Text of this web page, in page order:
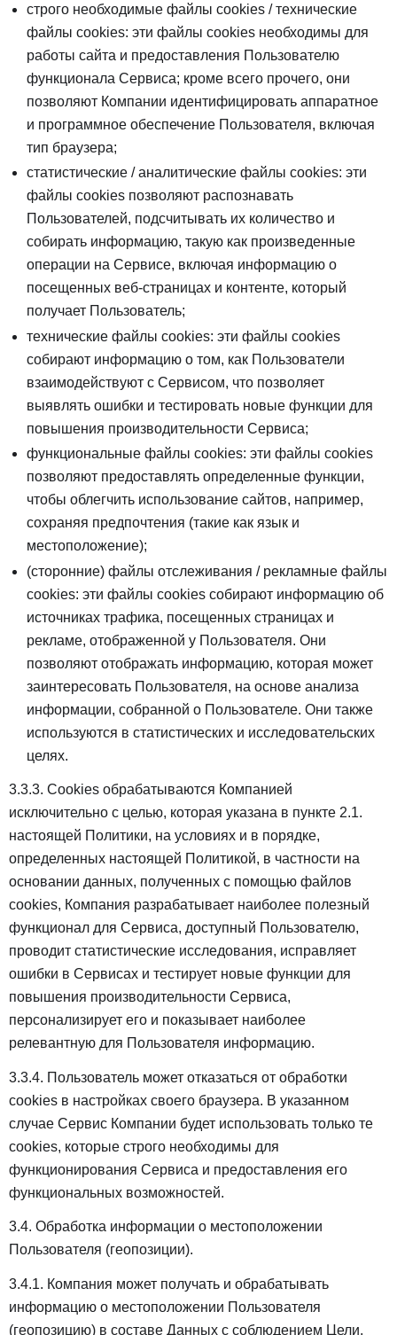
строго необходимые файлы cookies / технические
файлы cookies: эти файлы cookies необходимы для
работы сайта и предоставления Пользователю
функционала Сервиса; кроме всего прочего, они
позволяют Компании идентифицировать аппаратное
и программное обеспечение Пользователя, включая
тип браузера;
статистические / аналитические файлы cookies: эти
файлы cookies позволяют распознавать
Пользователей, подсчитывать их количество и
собирать информацию, такую как произведенные
операции на Сервисе, включая информацию о
посещенных веб-страницах и контенте, который
получает Пользователь;
технические файлы cookies: эти файлы cookies
собирают информацию о том, как Пользователи
взаимодействуют с Сервисом, что позволяет
выявлять ошибки и тестировать новые функции для
повышения производительности Сервиса;
функциональные файлы cookies: эти файлы cookies
позволяют предоставлять определенные функции,
чтобы облегчить использование сайтов, например,
сохраняя предпочтения (такие как язык и
местоположение);
(сторонние) файлы отслеживания / рекламные файлы
cookies: эти файлы cookies собирают информацию об
источниках трафика, посещенных страницах и
рекламе, отображенной у Пользователя. Они
позволяют отображать информацию, которая может
заинтересовать Пользователя, на основе анализа
информации, собранной о Пользователе. Они также
используются в статистических и исследовательских
целях.
3.3.3. Сookies обрабатываются Компанией
исключительно с целью, которая указана в пункте 2.1.
настоящей Политики, на условиях и в порядке,
определенных настоящей Политикой, в частности на
основании данных, полученных с помощью файлов
cookies, Компания разрабатывает наиболее полезный
функционал для Сервиса, доступный Пользователю,
проводит статистические исследования, исправляет
ошибки в Сервисах и тестирует новые функции для
повышения производительности Сервиса,
персонализирует его и показывает наиболее
релевантную для Пользователя информацию.
3.3.4. Пользователь может отказаться от обработки
cookies в настройках своего браузера. В указанном
случае Сервис Компании будет использовать только те
cookies, которые строго необходимы для
функционирования Сервиса и предоставления его
функциональных возможностей.
3.4. Обработка информации о местоположении
Пользователя (геопозиции).
3.4.1. Компания может получать и обрабатывать
информацию о местоположении Пользователя
(геопозицию) в составе Данных с соблюдением Цели,